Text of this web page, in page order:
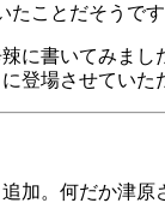
ことだそうで
に書いてみまし
登場させていた
加。何だか津原